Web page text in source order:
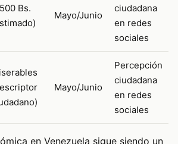
Bs.
Mayo/Junio
ciudadana
en redes
sociales
Mayo/Junio
Percepción
ciudadana
en redes
sociales
en Venezuela sigue siendo un